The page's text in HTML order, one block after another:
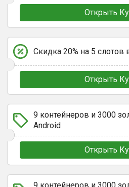
Открыть
Скидка 20% на 5 слотов
Открыть
9 контейнеров и 3000
Android
Открыть